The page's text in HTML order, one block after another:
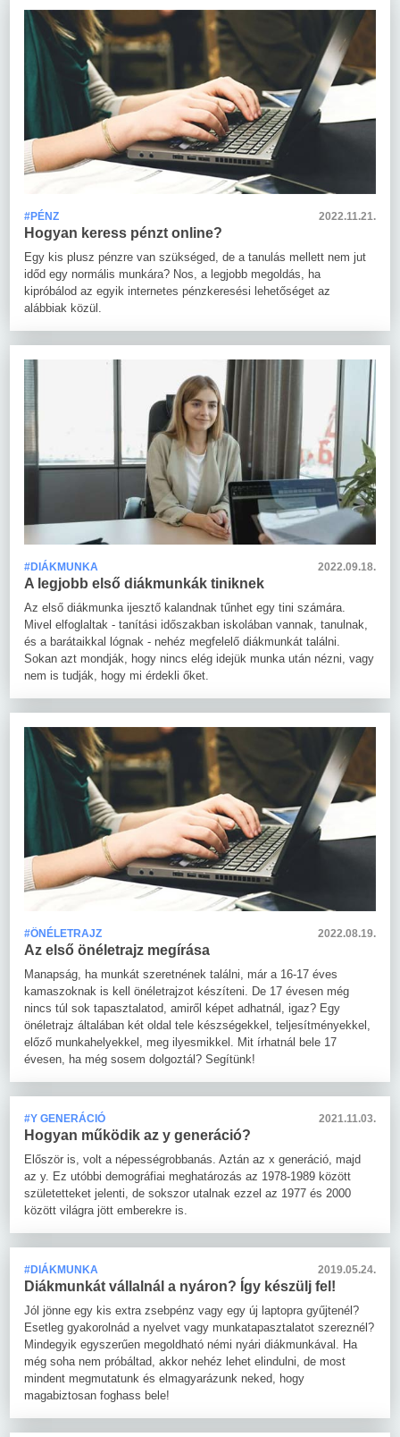
#PÉNZ 2022.11.21.
Hogyan keress pénzt online?
Egy kis plusz pénzre van szükséged, de a tanulás mellett nem jut
időd egy normális munkára? Nos, a legjobb megoldás, ha
kipróbálod az egyik internetes pénzkeresési lehetőséget az
alábbiak közül.
#DIÁKMUNKA 2022.09.18.
A legjobb első diákmunkák tiniknek
Az első diákmunka ijesztő kalandnak tűnhet egy tini számára.
Mivel elfoglaltak - tanítási időszakban iskolában vannak, tanulnak,
és a barátaikkal lógnak - nehéz megfelelő diákmunkát találni.
Sokan azt mondják, hogy nincs elég idejük munka után nézni, vagy
nem is tudják, hogy mi érdekli őket.
#ÖNÉLETRAJZ 2022.08.19.
Az első önéletrajz megírása
Manapság, ha munkát szeretnének találni, már a 16-17 éves
kamaszoknak is kell önéletrajzot készíteni. De 17 évesen még
nincs túl sok tapasztalatod, amiről képet adhatnál, igaz? Egy
önéletrajz általában két oldal tele készségekkel, teljesítményekkel,
előző munkahelyekkel, meg ilyesmikkel. Mit írhatnál bele 17
évesen, ha még sosem dolgoztál? Segítünk!
#Y GENERÁCIÓ 2021.11.03.
Hogyan működik az y generáció?
Először is, volt a népességrobbanás. Aztán az x generáció, majd
az y. Ez utóbbi demográfiai meghatározás az 1978-1989 között
születetteket jelenti, de sokszor utalnak ezzel az 1977 és 2000
között világra jött emberekre is.
#DIÁKMUNKA 2019.05.24.
Diákmunkát vállalnál a nyáron? Így készülj fel!
Jól jönne egy kis extra zsebpénz vagy egy új laptopra gyűjtenél?
Esetleg gyakorolnád a nyelvet vagy munkatapasztalatot szereznél?
Mindegyik egyszerűen megoldható némi nyári diákmunkával. Ha
még soha nem próbáltad, akkor nehéz lehet elindulni, de most
mindent megmutatunk és elmagyarázunk neked, hogy
magabiztosan foghass bele!